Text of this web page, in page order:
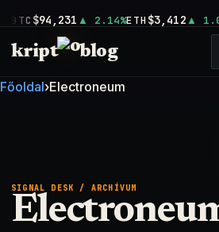
BTC $94,231 2.14%ETH $3,412
kript blog
Főoldal›Electroneum
SIGNAL DESK / ARCHÍVUM